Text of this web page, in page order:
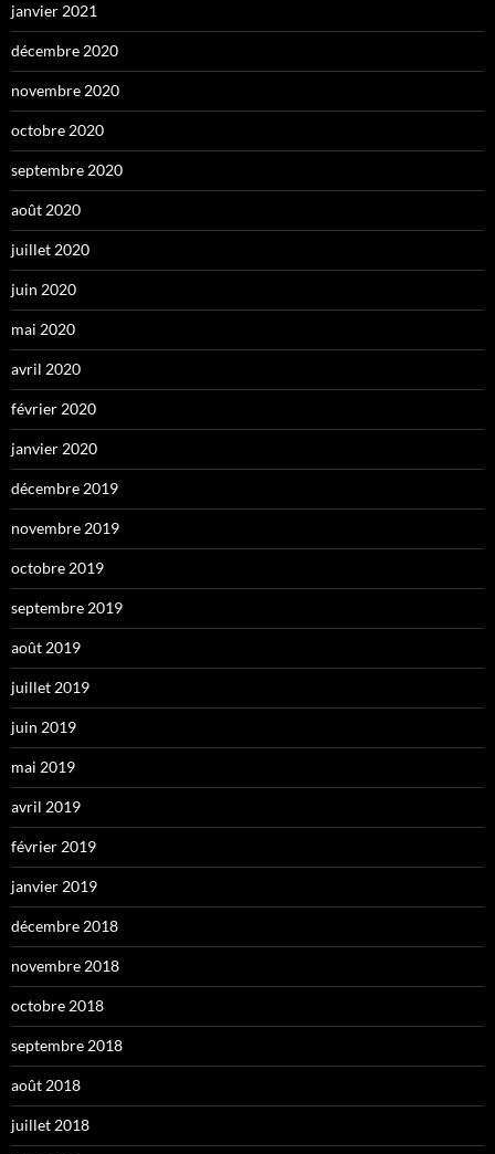
janvier 2021
décembre 2020
novembre 2020
octobre 2020
septembre 2020
août 2020
juillet 2020
juin 2020
mai 2020
avril 2020
février 2020
janvier 2020
décembre 2019
novembre 2019
octobre 2019
septembre 2019
août 2019
juillet 2019
juin 2019
mai 2019
avril 2019
février 2019
janvier 2019
décembre 2018
novembre 2018
octobre 2018
septembre 2018
août 2018
juillet 2018